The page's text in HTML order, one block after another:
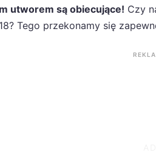
utworem są obiecujące! Czy
Tego przekonamy się